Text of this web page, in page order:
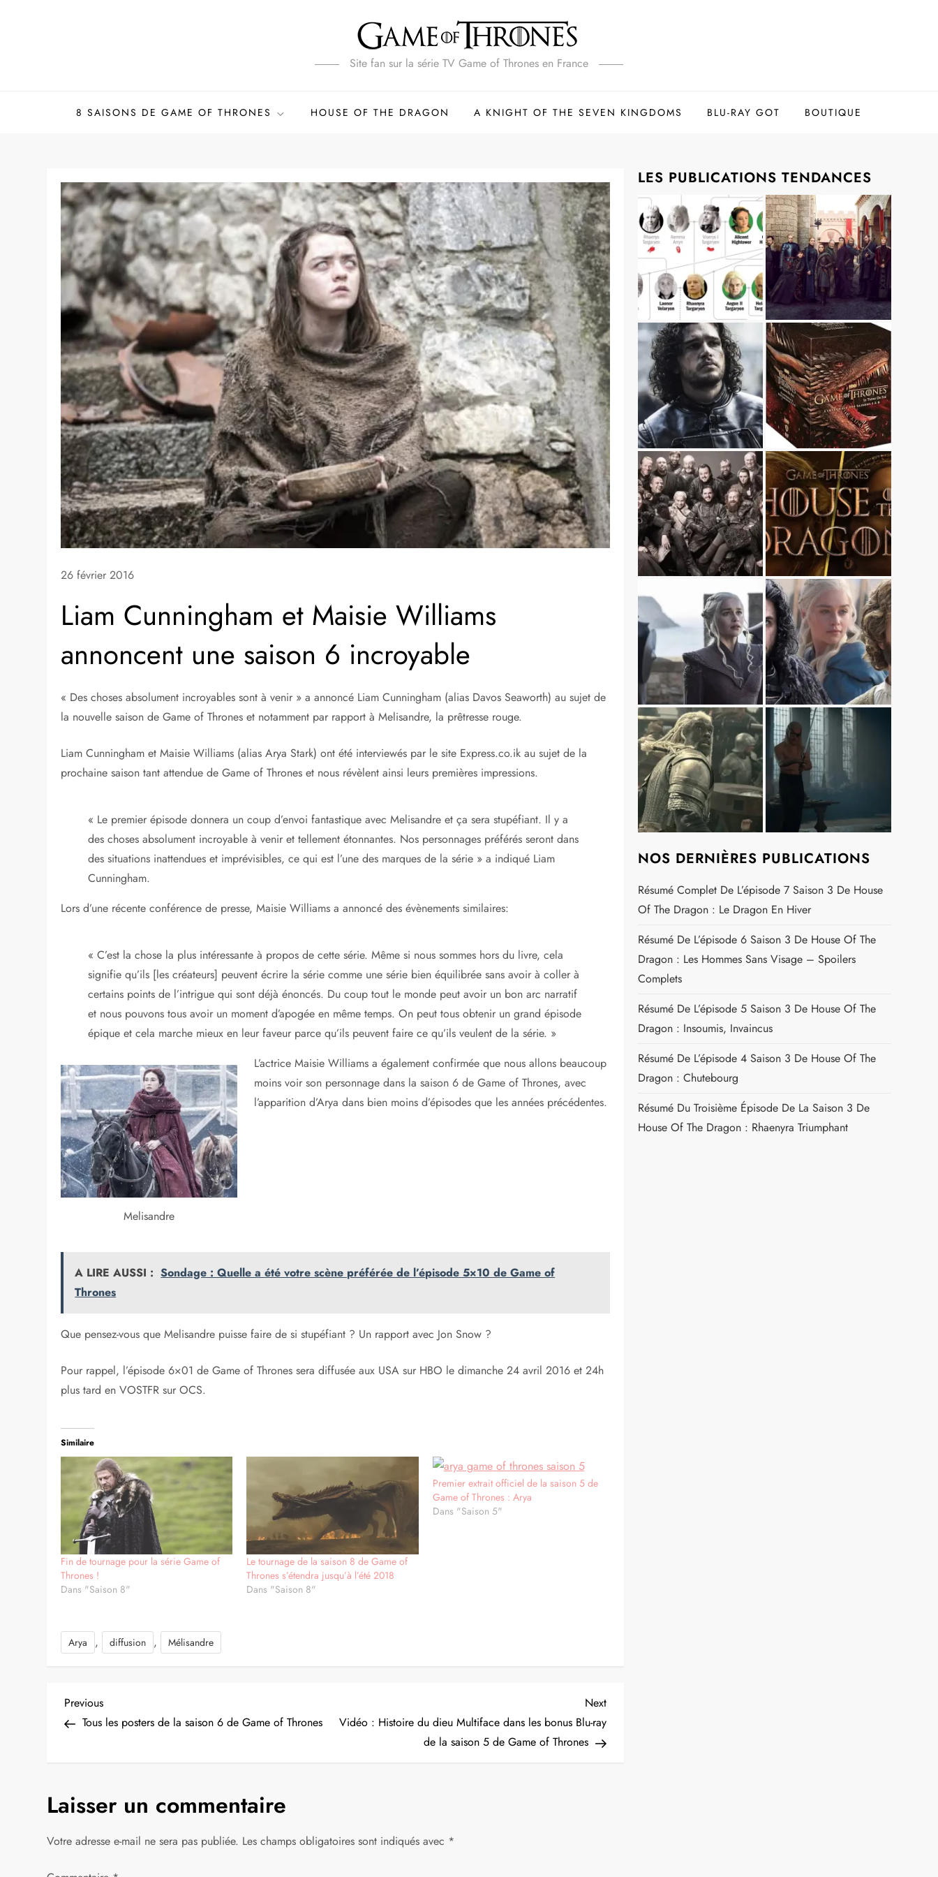
Site fan sur la série TV Game of Thrones en France
8 SAISONS DE GAME OF THRONES HOUSE OF THE DRAGON A KNIGHT OF THE SEVEN KINGDOMS BLU-RAY GOT BOUTIQUE
26 février 2016
Liam Cunningham et Maisie Williams
annoncent une saison 6 incroyable
« Des choses absolument incroyables sont à venir » a annoncé Liam Cunningham (alias Davos Seaworth) au sujet de
la nouvelle saison de Game of Thrones et notamment par rapport à Melisandre, la prêtresse rouge.
Liam Cunningham et Maisie Williams (alias Arya Stark) ont été interviewés par le site Express.co.ik au sujet de la
prochaine saison tant attendue de Game of Thrones et nous révèlent ainsi leurs premières impressions.
« Le premier épisode donnera un coup d’envoi fantastique avec Melisandre et ça sera stupéfiant. Il y a
des choses absolument incroyable à venir et tellement étonnantes. Nos personnages préférés seront dans
des situations inattendues et imprévisibles, ce qui est l’une des marques de la série » a indiqué Liam
Cunningham.
Lors d’une récente conférence de presse, Maisie Williams a annoncé des évènements similaires:
« C’est la chose la plus intéressante à propos de cette série. Même si nous sommes hors du livre, cela
signifie qu’ils [les créateurs] peuvent écrire la série comme une série bien équilibrée sans avoir à coller à
certains points de l’intrigue qui sont déjà énoncés. Du coup tout le monde peut avoir un bon arc narratif
et nous pouvons tous avoir un moment d’apogée en même temps. On peut tous obtenir un grand épisode
épique et cela marche mieux en leur faveur parce qu’ils peuvent faire ce qu’ils veulent de la série. »
Melisandre
L’actrice Maisie Williams a également confirmée que nous allons beaucoup
moins voir son personnage dans la saison 6 de Game of Thrones, avec
l’apparition d’Arya dans bien moins d’épisodes que les années précédentes.
A LIRE AUSSI : Sondage : Quelle a été votre scène préférée de l’épisode 5×10 de Game of
Thrones
Que pensez-vous que Melisandre puisse faire de si stupéfiant ? Un rapport avec Jon Snow ?
Pour rappel, l’épisode 6×01 de Game of Thrones sera diffusée aux USA sur HBO le dimanche 24 avril 2016 et 24h
plus tard en VOSTFR sur OCS.
Similaire
Fin de tournage pour la série Game of
Thrones !
Dans "Saison 8"
Le tournage de la saison 8 de Game of
Thrones s’étendra jusqu’à l’été 2018
Dans "Saison 8"
Premier extrait officiel de la saison 5 de
Game of Thrones : Arya
Dans "Saison 5"
Arya , diffusion , Mélisandre
N
i
g
Previous
Post
Previous
Tous les posters de la saison 6 de Game of Thrones
Next
Post
Next
Vidéo : Histoire du dieu Multiface dans les bonus Blu-ray
de la saison 5 de Game of Thrones
Laisser un commentaire
Votre adresse e-mail ne sera pas publiée. Les champs obligatoires sont indiqués avec *
LES PUBLICATIONS TENDANCES
NOS DERNIÈRES PUBLICATIONS
Résumé Complet De L’épisode 7 Saison 3 De House
Of The Dragon : Le Dragon En Hiver
Résumé De L’épisode 6 Saison 3 De House Of The
Dragon : Les Hommes Sans Visage – Spoilers
Complets
Résumé De L’épisode 5 Saison 3 De House Of The
Dragon : Insoumis, Invaincus
Résumé De L’épisode 4 Saison 3 De House Of The
Dragon : Chutebourg
Résumé Du Troisième Épisode De La Saison 3 De
House Of The Dragon : Rhaenyra Triumphant